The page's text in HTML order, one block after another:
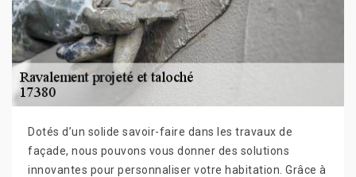
Dotés d’un solide savoir-faire dans les travaux de
façade, nous pouvons vous donner des solutions
innovantes pour personnaliser votre habitation. Grâce à